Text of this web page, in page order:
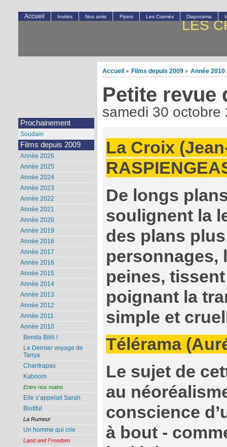
LES
Accueil > Films depuis 2009 > Année 2010
Petite revue
samedi 30 octobre
La Croix
De longs
soulignent la
des plans
personnages,
peines,
poignant la
simple et
Télérama
Le sujet de
au
conscience
à bout -
Accueil Invités Nos amis Flyers Les Cramés Diaporama
Prochainement
Soudain
Films depuis 2009
Année 2026
Année 2025
Année 2024
Année 2023
Année 2022
Année 2021
Année 2020
Année 2019
Année 2018
Année 2017
Année 2016
Année 2015
Année 2014
Année 2013
Année 2012
Année 2011
Année 2010
Benda Bilili !
Le Dernier voyage de
Tanya
Chantrapas
Kaboom
Entre nos mains
Elle s’appelait Sarah
Biutiful
La Rumeur
Un homme qui crie
Land and Freedom